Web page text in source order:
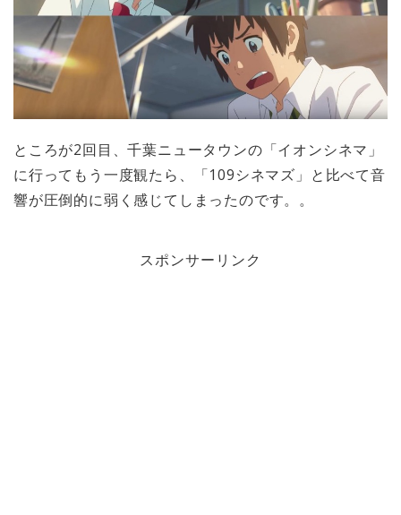
ところが2回目、千葉ニュータウンの「イオンシネマ」
に行ってもう一度観たら、「109シネマズ」と比べて音
響が圧倒的に弱く感じてしまったのです。。
スポンサーリンク